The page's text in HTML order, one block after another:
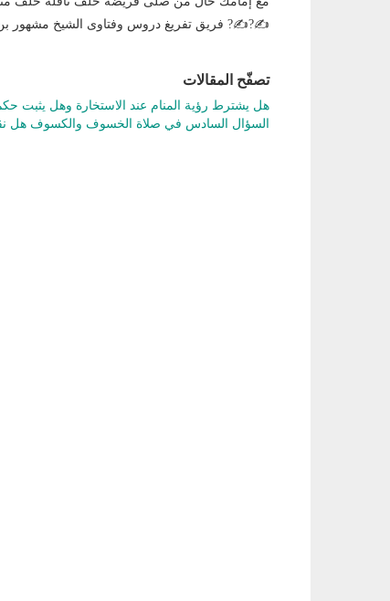
✍?✍? فريق تفريغ دروس وفتاوى الشيخ مشهور
تصفّح المقالات
هل يشترط رؤية المنام عند الاستخارة وهل يثبت
السؤال السادس في صلاة الخسوف والكسوف هل